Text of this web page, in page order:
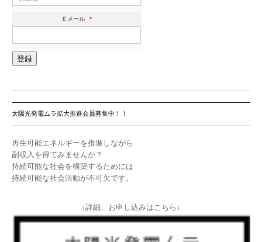
Ｅメール *
太陽光発電ムラ拡大推進会員募集中！！
再生可能エネルギーを推進しながら
副収入を得てみませんか？
持続可能な社会を構築するためには
持続可能な社会活動が不可欠です。
↓詳細、お申し込みはこちら↓